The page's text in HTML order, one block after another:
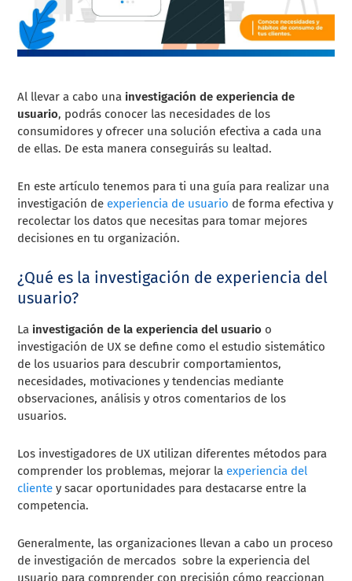
Al llevar a cabo una investigación de experiencia de
usuario, podrás conocer las necesidades de los
consumidores y ofrecer una solución efectiva a cada una
de ellas. De esta manera conseguirás su lealtad.
En este artículo tenemos para ti una guía para realizar una
investigación de experiencia de usuario de forma efectiva y
recolectar los datos que necesitas para tomar mejores
decisiones en tu organización.
¿Qué es la investigación de experiencia del
usuario?
La investigación de la experiencia del usuario o
investigación de UX se define como el estudio sistemático
de los usuarios para descubrir comportamientos,
necesidades, motivaciones y tendencias mediante
observaciones, análisis y otros comentarios de los
usuarios.
Los investigadores de UX utilizan diferentes métodos para
comprender los problemas, mejorar la experiencia del
cliente y sacar oportunidades para destacarse entre la
competencia.
Generalmente, las organizaciones llevan a cabo un proceso
de investigación de mercados sobre la experiencia del
usuario para comprender con precisión cómo reaccionan